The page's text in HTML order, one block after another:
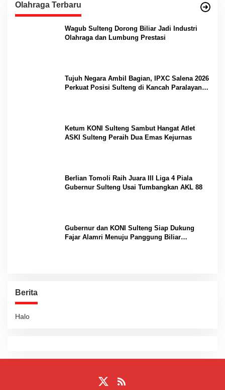
Olahraga Terbaru
Wagub Sulteng Dorong Biliar Jadi Industri
Olahraga dan Lumbung Prestasi
Tujuh Negara Ambil Bagian, IPXC Salena 2026
Perkuat Posisi Sulteng di Kancah Paralayang
Ketum KONI Sulteng Sambut Hangat Atlet
ASKI Sulteng Peraih Dua Emas Kejurnas
Berlian Tomoli Raih Juara III Liga 4 Piala
Gubernur Sulteng Usai Tumbangkan AKL 88
Gubernur dan KONI Sulteng Siap Dukung
Fajar Alamri Menuju Panggung Biliar
Berita
Halo